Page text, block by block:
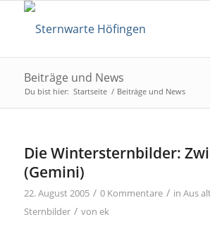
Beiträge und News
Du bist hier: Startseite / Beiträge und News
Die Wintersternbilder:
(Gemini)
22. August 2005 / 0 Kommentare / in Aus
Sternbilder / von ek